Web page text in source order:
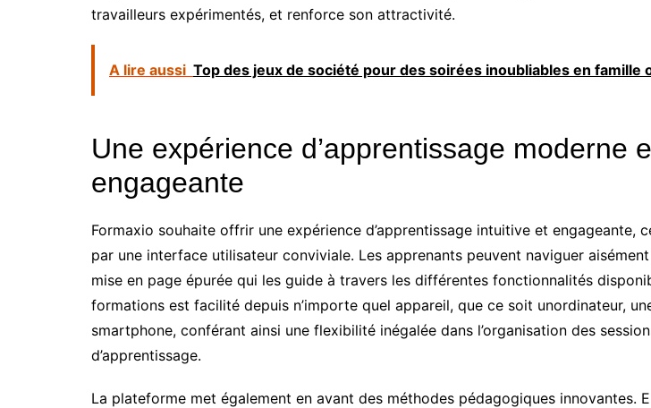
travailleurs expérimentés, et renforce son attractivité.
A lire aussi Top des jeux de société pour des soirées inoubliables en famille
Une expérience d’apprentissage moderne
engageante
Formaxio souhaite offrir une expérience d’apprentissage intuitive et engageante,
par une interface utilisateur conviviale. Les apprenants peuvent naviguer
mise en page épurée qui les guide à travers les différentes fonctionnalités
formations est facilité depuis n’importe quel appareil, que ce soit unordinateur,
smartphone, conférant ainsi une flexibilité inégalée dans l’organisation des
d’apprentissage.
La plateforme met également en avant des méthodes pédagogiques innovantes.